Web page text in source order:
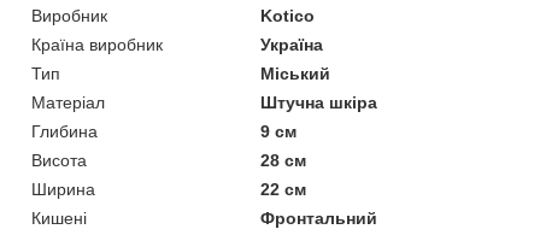
Виробник
Kotico
Країна виробник
Україна
Тип
Міський
Матеріал
Штучна шкіра
Глибина
9 см
Висота
28 см
Ширина
22 см
Кишені
Фронтальний